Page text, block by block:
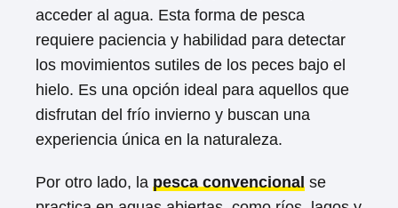
acceder al agua. Esta forma de pesca
requiere paciencia y habilidad para detectar
los movimientos sutiles de los peces bajo el
hielo. Es una opción ideal para aquellos que
disfrutan del frío invierno y buscan una
experiencia única en la naturaleza.
Por otro lado, la pesca convencional se